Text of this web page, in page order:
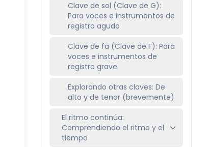
Clave de sol (Clave de G):
Para voces e instrumentos de
registro agudo
Clave de fa (Clave de F): Para
voces e instrumentos de
registro grave
Explorando otras claves: De
alto y de tenor (brevemente)
El ritmo continúa:
Comprendiendo el ritmo y el
tiempo